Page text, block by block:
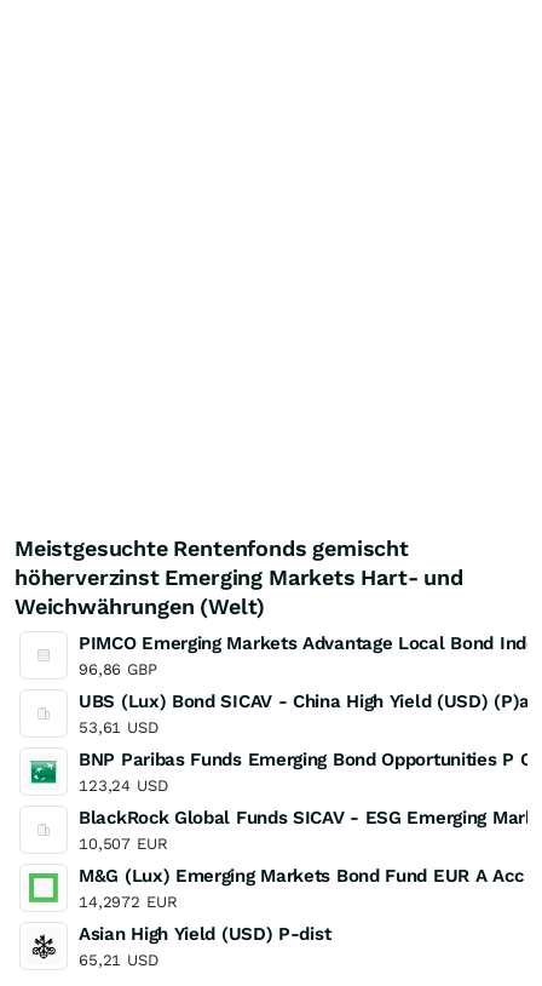
Meistgesuchte Rentenfonds gemischt
höherverzinst Emerging Markets Hart- und
Weichwährungen (Welt)
PIMCO Emerging Markets Advantage Local Bond
96,86 GBP
UBS (Lux) Bond SICAV - China High Yield (USD)
53,61 USD
BNP Paribas Funds Emerging Bond Opportunities P
123,24 USD
BlackRock Global Funds SICAV - ESG Emerging
10,507 EUR
M&G (Lux) Emerging Markets Bond Fund EUR A Acc
14,2972 EUR
Asian High Yield (USD) P-dist
65,21 USD